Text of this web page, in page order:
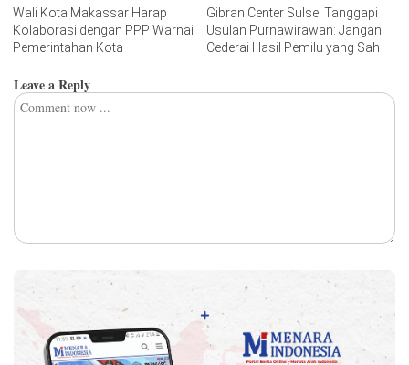
Wali Kota Makassar Harap
Kolaborasi dengan PPP Warnai
Pemerintahan Kota
Gibran Center Sulsel Tanggapi
Usulan Purnawirawan: Jangan
Cederai Hasil Pemilu yang Sah
Leave a Reply